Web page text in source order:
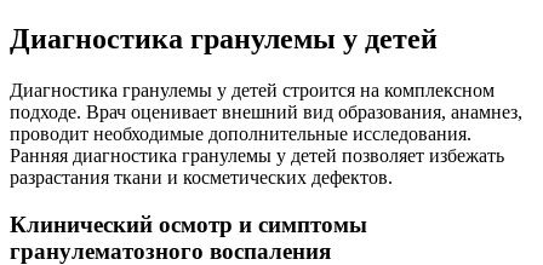
Диагностика гранулемы у детей
Диагностика гранулемы у детей строится на комплексном
подходе. Врач оценивает внешний вид образования, анамнез,
проводит необходимые дополнительные исследования.
Ранняя диагностика гранулемы у детей позволяет избежать
разрастания ткани и косметических дефектов.
Клинический осмотр и симптомы
гранулематозного воспаления